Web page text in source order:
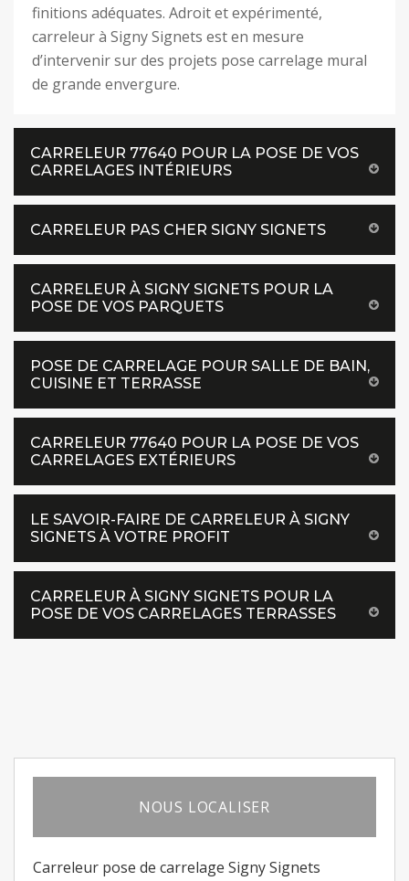
finitions adéquates. Adroit et expérimenté,
carreleur à Signy Signets est en mesure
d’intervenir sur des projets pose carrelage mural
de grande envergure.
CARRELEUR 77640 POUR LA POSE DE VOS
CARRELAGES INTÉRIEURS
CARRELEUR PAS CHER SIGNY SIGNETS
CARRELEUR À SIGNY SIGNETS POUR LA
POSE DE VOS PARQUETS
POSE DE CARRELAGE POUR SALLE DE BAIN,
CUISINE ET TERRASSE
CARRELEUR 77640 POUR LA POSE DE VOS
CARRELAGES EXTÉRIEURS
LE SAVOIR-FAIRE DE CARRELEUR À SIGNY
SIGNETS À VOTRE PROFIT
CARRELEUR À SIGNY SIGNETS POUR LA
POSE DE VOS CARRELAGES TERRASSES
NOUS LOCALISER
Carreleur pose de carrelage Signy Signets